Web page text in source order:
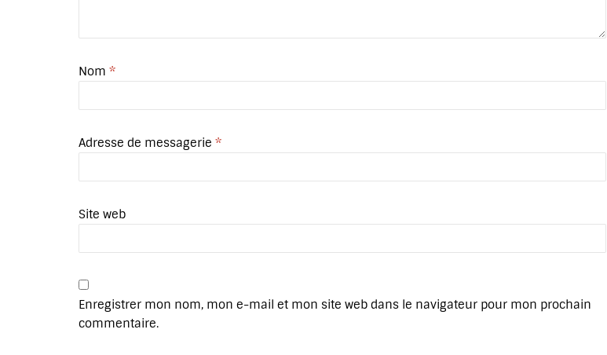
Nom *
Adresse de messagerie *
Site web
Enregistrer mon nom, mon e-mail et mon site web dans le navigateur pour mon prochain
commentaire.